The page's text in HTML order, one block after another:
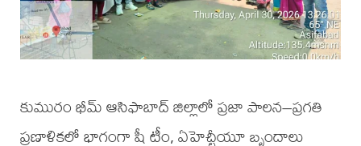
కుమురం భీమ్ ఆసిఫాబాద్ జిల్లాలో ప్రజా పాలన–ప్రగతి
ప్రణాళికలో భాగంగా షీ టీం, ఏహెచ్టీయూ బృందాలు